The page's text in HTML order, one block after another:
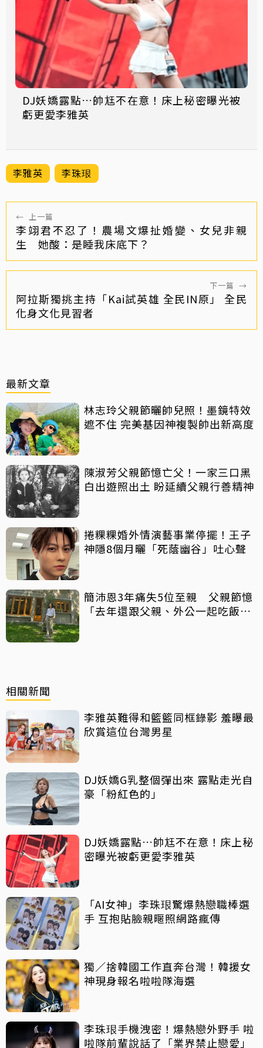
DJ妖嬌露點…帥尪不在意！床上秘密曝光被
虧更愛李雅英
李雅英 李珠珢
← 上一篇
李翊君不忍了！農場文爆扯婚變、女兒非親
生 她酸：是睡我床底下？
下一篇 →
阿拉斯獨挑主持「Kai試英雄 全民IN原」 全民
化身文化見習者
最新文章
林志玲父親節曬帥兒照！墨鏡特效
遮不住 完美基因神複製帥出新高度
陳淑芳父親節憶亡父！一家三口黑
白出遊照出土 盼延續父親行善精神
捲粿粿婚外情演藝事業停擺！王子
神隱8個月曬「死蔭幽谷」吐心聲
簡沛恩3年痛失5位至親 父親節憶
「去年還跟父親、外公一起吃飯聊
相關新聞
李雅英難得和籃籃同框錄影 羞曝最
欣賞這位台灣男星
DJ妖嬌G乳整個彈出來 露點走光自
豪「粉紅色的」
DJ妖嬌露點…帥尪不在意！床上秘
密曝光被虧更愛李雅英
「AI女神」李珠珢驚爆熱戀職棒選
手 互抱貼臉親暱照網路瘋傳
獨／捨韓國工作直奔台灣！韓援女
神現身報名啦啦隊海選
李珠珢手機洩密！爆熱戀外野手 啦
啦隊前輩說話了「業界禁止戀愛」